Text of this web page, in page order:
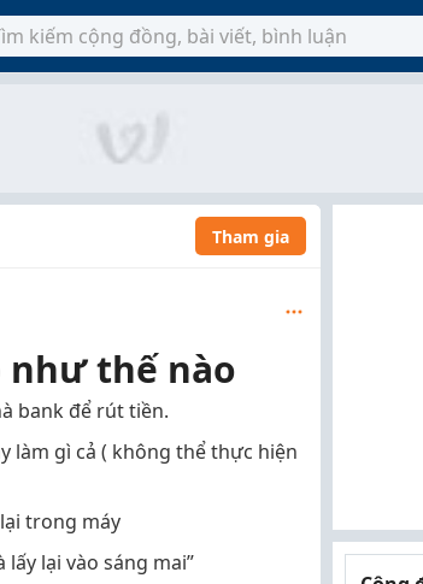
Tham gia
như thế nào
bank để rút tiền.
làm gì cả ( không thể thực hiện
trong máy
lại vào sáng mai”